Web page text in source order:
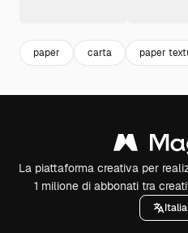
paper carta paper
La piattaforma creativa per
1 milione di abbonati tra